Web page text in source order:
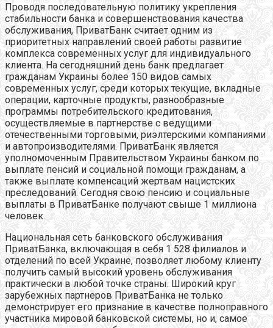
Проводя последовательную политику укрепления
стабильности банка и совершенствования качества
обслуживания, ПриватБанк считает одним из
приоритетных направлений своей работы развитие
комплекса современных услуг для индивидуального
клиента. На сегодняшний день банк предлагает
гражданам Украины более 150 видов самых
современных услуг, среди которых текущие, вкладные
операции, карточные продукты, разнообразные
программы потребительского кредитования,
осуществляемые в партнерстве с ведущими
отечественными торговыми, риэлтерскими компаниями
и автопроизводителями. ПриватБанк является
уполномоченным Правительством Украины банком по
выплате пенсий и социальной помощи гражданам, а
также выплате компенсаций жертвам нацистских
преследований. Сегодня свою пенсию и социальные
выплаты в ПриватБанке получают свыше 1 миллиона
человек.
Национальная сеть банковского обслуживания
ПриватБанка, включающая в себя 1 528 филиалов и
отделений по всей Украине, позволяет любому клиенту
получить самый высокий уровень обслуживания
практически в любой точке страны. Широкий круг
зарубежных партнеров ПриватБанка не только
демонстрирует его признание в качестве полноправного
участника мировой банковской системы, но и, самое